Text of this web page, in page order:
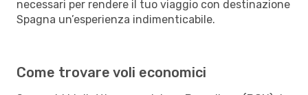
necessari per rendere il tuo viaggio con destinazione
Spagna un’esperienza indimenticabile.
Come trovare voli economici